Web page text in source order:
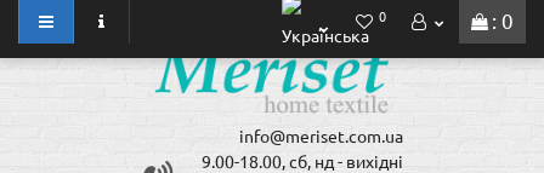
: 0
0
info@meriset.com.ua
9.00-18.00, сб, нд - вихідні